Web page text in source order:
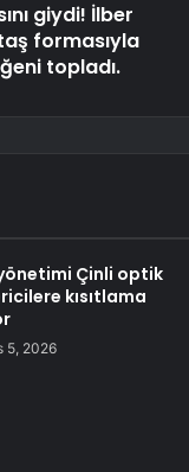
giydi! İlber
formasıyla
topladı.
Çinli optik
kısıtlama
5, 2026